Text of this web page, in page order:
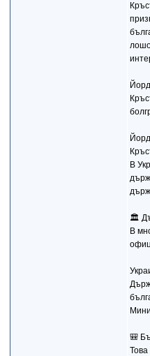
В
🏛️
В
🎒